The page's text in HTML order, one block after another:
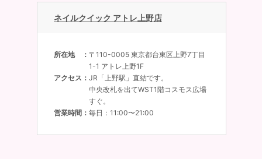
ネイルクイック アトレ上野店
所在地
〒110-0005 東京都台東区上野7丁目
1-1 アトレ上野1F
アクセス
JR「上野駅」直結です。
中央改札を出てWST1階コスモス広場
すぐ。
営業時間
毎日：11:00〜21:00